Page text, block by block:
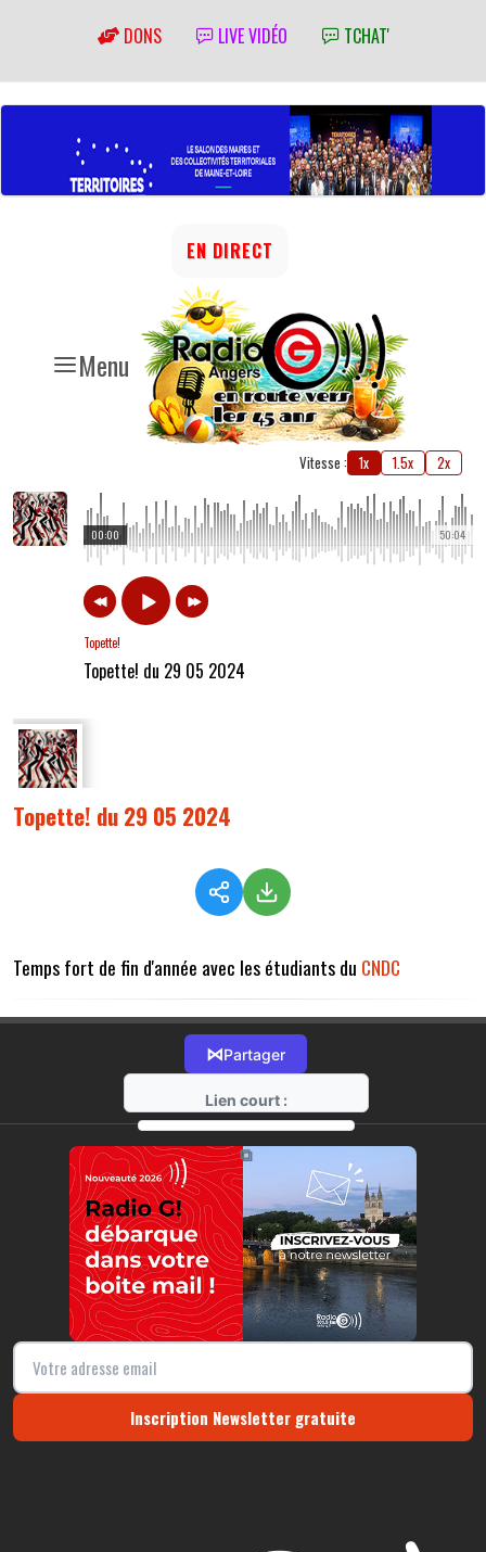
DONS LIVE VIDÉO TCHAT'
Menu
EN DIRECT
Vitesse : 1x 1.5x 2x
50:04
00:00
Topette!
Topette! du 29 05 2024
Topette! du 29 05 2024
Temps fort de fin d'année avec les étudiants du CNDC
⋈Partager
Lien court :
https://radio-g.fr?14903
⧉
Inscription Newsletter gratuite